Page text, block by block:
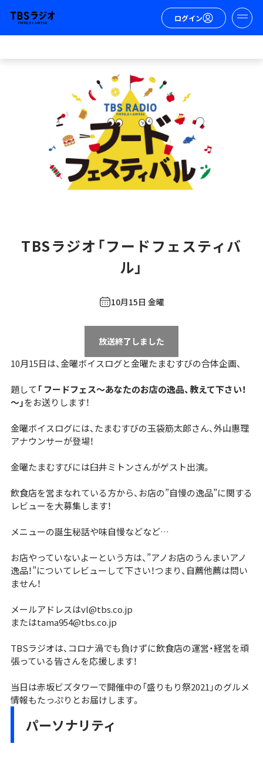
ログイン
TBSラジオ「フードフェスティバ
ル」
10月15日 金曜
放送終了しました
10月15日は、金曜ボイスログと金曜たまむすびの合体企画、
題して「 フードフェス～あなたのお店の逸品、教えて下さい！
～」をお送りします！
金曜ボイスログには、たまむすびの玉袋筋太郎さん、外山惠理
アナウンサーが登場！
金曜たまむすびには臼井ミトンさんがゲスト出演。
飲食店を営まなれている方から、お店の”自慢の逸品”に関する
レビューを大募集します！
メニューの誕生秘話や味自慢などなど…
お店やっていないよーという方は、”アノお店のうんまいアノ
逸品！”についてレビューして下さい！つまり、自薦他薦は問い
ません！
メールアドレスはvl@tbs.co.jp
またはtama954@tbs.co.jp
TBSラジオは、コロナ渦でも負けずに飲食店の運営・経営を頑
張っている皆さんを応援します！
当日は赤坂ビズタワーで開催中の「盛りもり祭2021 」のグルメ
情報もたっぷりとお届けします。
パーソナリティ